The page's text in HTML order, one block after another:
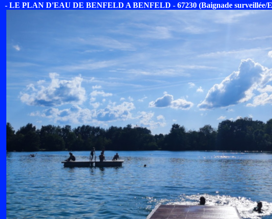
- LE PLAN D'EAU DE BENFELD A BENFELD - 67230 (Baignade surveillée/